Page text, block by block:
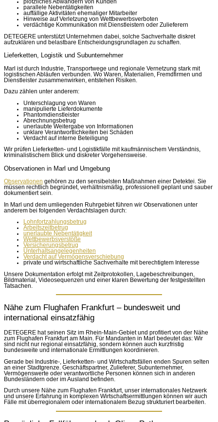
plötzliches Abwandern von Kunden
parallele Nebentätigkeiten
auffällige Aktivitäten ehemaliger Mitarbeiter
Hinweise auf Verletzung von Wettbewerbsverboten
verdächtige Kommunikation mit Dienstleistern oder Zulieferern
DETEGERE unterstützt Unternehmen dabei, solche Sachverhalte diskret
aufzuklären und belastbare Entscheidungsgrundlagen zu schaffen.
Lieferketten, Logistik und Subunternehmer
Marl ist durch Industrie, Transportwege und regionale Vernetzung stark mit
logistischen Abläufen verbunden. Wo Waren, Materialien, Fremdfirmen und
Dienstleister zusammenwirken, entstehen Risiken.
Dazu zählen unter anderem:
Unterschlagung von Waren
manipulierte Lieferdokumente
Phantomdienstleister
Abrechnungsbetrug
unerlaubte Weitergabe von Informationen
unklare Verantwortlichkeiten bei Schäden
Verdacht auf interne Beteiligung
Wir prüfen Lieferketten- und Logistikfälle mit kaufmännischem Verständnis,
kriminalistischem Blick und diskreter Vorgehensweise.
Observationen in Marl und Umgebung
Observationen gehören zu den sensibelsten Maßnahmen einer Detektei. Sie
müssen rechtlich begründet, verhältnismäßig, professionell geplant und sauber
dokumentiert sein.
In Marl und dem umliegenden Ruhrgebiet führen wir Observationen unter
anderem bei folgenden Verdachtslagen durch:
Lohnfortzahlungsbetrug
Arbeitszeitbetrug
unerlaubte Nebentätigkeit
Wettbewerbsverstöße
Versicherungsbetrug
Unterhaltsangelegenheiten
Verdacht auf Vermögensverschiebung
private und wirtschaftliche Sachverhalte mit berechtigtem Interesse
Unsere Dokumentation erfolgt mit Zeitprotokollen, Lagebeschreibungen,
Bildmaterial, Videosequenzen und einer klaren Bewertung der festgestellten
Tatsachen.
Nähe zum Flughafen Frankfurt – bundesweit und
international einsatzfähig
DETEGERE hat seinen Sitz im Rhein-Main-Gebiet und profitiert von der Nähe
zum Flughafen Frankfurt am Main. Für Mandanten in Marl bedeutet das: Wir
sind nicht nur regional einsatzfähig, sondern können auch kurzfristig
bundesweite und internationale Ermittlungen koordinieren.
Gerade bei Industrie-, Lieferketten- und Wirtschaftsfällen enden Spuren selten
an einer Stadtgrenze. Geschäftspartner, Zulieferer, Subunternehmer,
Vermögenswerte oder verantwortliche Personen können sich in anderen
Bundesländern oder im Ausland befinden.
Durch unsere Nähe zum Flughafen Frankfurt, unser internationales Netzwerk
und unsere Erfahrung in komplexen Wirtschaftsermittlungen können wir auch
Fälle mit überregionalem oder internationalem Bezug strukturiert bearbeiten.